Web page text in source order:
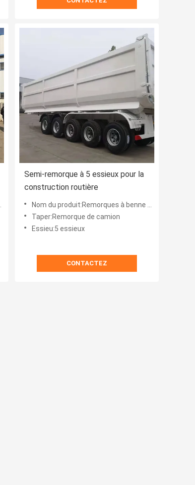
Semi-remorque à 5 essieux pour la
construction routière
Nom du produit:Remorques à benne basculante
Taper:Remorque de camion
Essieu:5 essieux
CONTACTEZ